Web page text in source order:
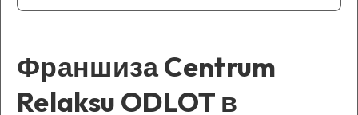
Франшиза Centrum
Relaksu ODLOT в